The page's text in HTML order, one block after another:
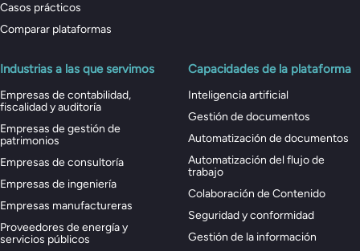
Casos prácticos
Comparar plataformas
Industrias a las que servimos
Empresas de contabilidad,
fiscalidad y auditoría
Empresas de gestión de
patrimonios
Empresas de consultoría
Empresas de ingeniería
Empresas manufactureras
Proveedores de energía y
servicios públicos
Capacidades de la plataforma
Inteligencia artificial
Gestión de documentos
Automatización de documentos
Automatización del flujo de
trabajo
Colaboración de Contenido
Seguridad y conformidad
Gestión de la información